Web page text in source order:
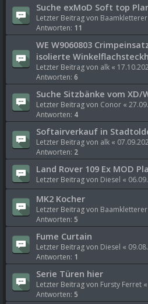
Suche exMoD Soft top
Letzter Beitrag von Baamkletterer
Antworten: 11
WE W9060803
isolierte
Letzter Beitrag von alk «
Antworten: 6
Suche Sitzbänke vom XD/
Letzter Beitrag von Conor «
Antworten: 4
Softairverkauf in
Letzter Beitrag von alk «
Antworten: 2
Land Rover 109 Ex MOD
Letzter Beitrag von Diesel «
MK2 Kocher
Letzter Beitrag von Baamkletterer
Antworten: 5
Fume Curtain
Letzter Beitrag von Diesel «
Antworten: 1
Serie Türen hier
Letzter Beitrag von Fursty Ferret «
Antworten: 5